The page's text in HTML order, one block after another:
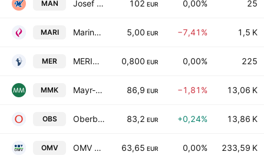
MAN Josef Manner & Comp. AG 102 EUR 0,00% 25
MARI Marinomed Biotech AG 5,00 EUR −7,41% 1,5 K
MER MERIDIANA Capital Markets SE 0,800 EUR 0,00% 225
MMK Mayr-Melnhof Karton AG 86,9 EUR −1,81% 13,06 K
OBS Oberbank AG 83,2 EUR +0,24% 13,86 K
OMV OMV AG 63,65 EUR 0,00% 233,59 K